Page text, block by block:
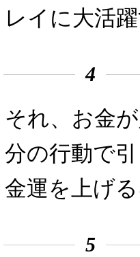
レイに大活
4
それ、お金
分の行動で
金運を上げ
5